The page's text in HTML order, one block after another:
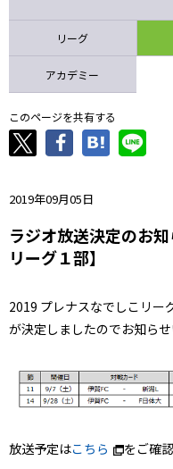
リーグ
アカデミー
このページを共有する
2019年09月05日
ラジオ放送決定のお
リーグ１部】
2019 プレナスなでしこリー
が決定しましたのでお知らせ
放送予定はこちら をご確